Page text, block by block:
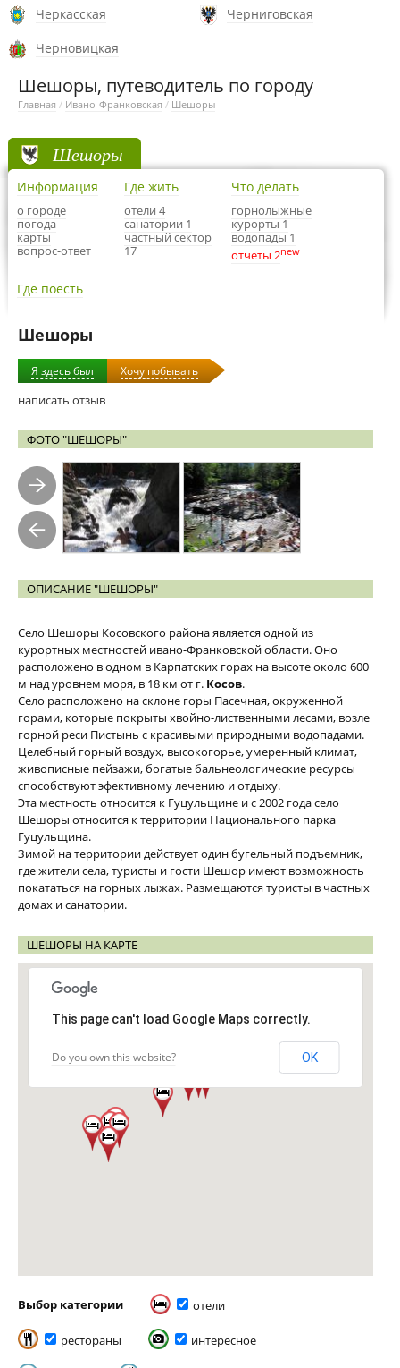
Черкасская
Черниговская
Черновицкая
Шешоры, путеводитель по городу
Главная / Ивано-Франковская / Шешоры
Шешоры
Информация
о городе
погода
карты
вопрос-ответ
Где жить
отели 4
санатории 1
частный сектор
17
Что делать
горнолыжные
курорты 1
водопады 1
отчеты 2new
Где поесть
Шешоры
Я здесь был Хочу побывать
написать отзыв
ФОТО "ШЕШОРЫ"
ОПИСАНИЕ "ШЕШОРЫ"
Село Шешоры Косовского района является одной из
курортных местностей ивано-Франковской области. Оно
расположено в одном в Карпатских горах на высоте около 600
м над уровнем моря, в 18 км от г. Косов.
Село расположено на склоне горы Пасечная, окруженной
горами, которые покрыты хвойно-лиственными лесами, возле
горной реси Пистынь с красивыми природными водопадами.
Целебный горный воздух, высокогорье, умеренный климат,
живописные пейзажи, богатые бальнеологические ресурсы
способствуют эфективному лечению и отдыху.
Эта местность относится к Гуцульщине и с 2002 года село
Шешоры относится к территории Национального парка
Гуцульщина.
Зимой на территории действует один бугельный подъемник,
где жители села, туристы и гости Шешор имеют возможность
покататься на горных лыжах. Размещаются туристы в частных
домах и санатории.
ШЕШОРЫ НА КАРТЕ
This page can't load Google Maps correctly.
Do you own this website? OK
Выбор категории отели
рестораны интересное